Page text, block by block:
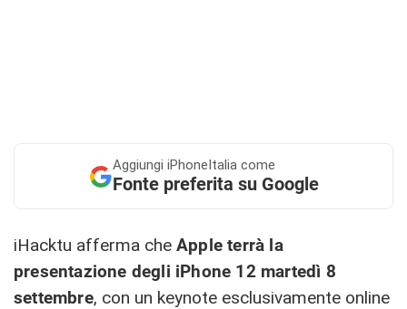
Aggiungi iPhoneItalia come
Fonte preferita su Google
iHacktu afferma che Apple terrà la
presentazione degli iPhone 12 martedì 8
settembre, con un keynote esclusivamente online